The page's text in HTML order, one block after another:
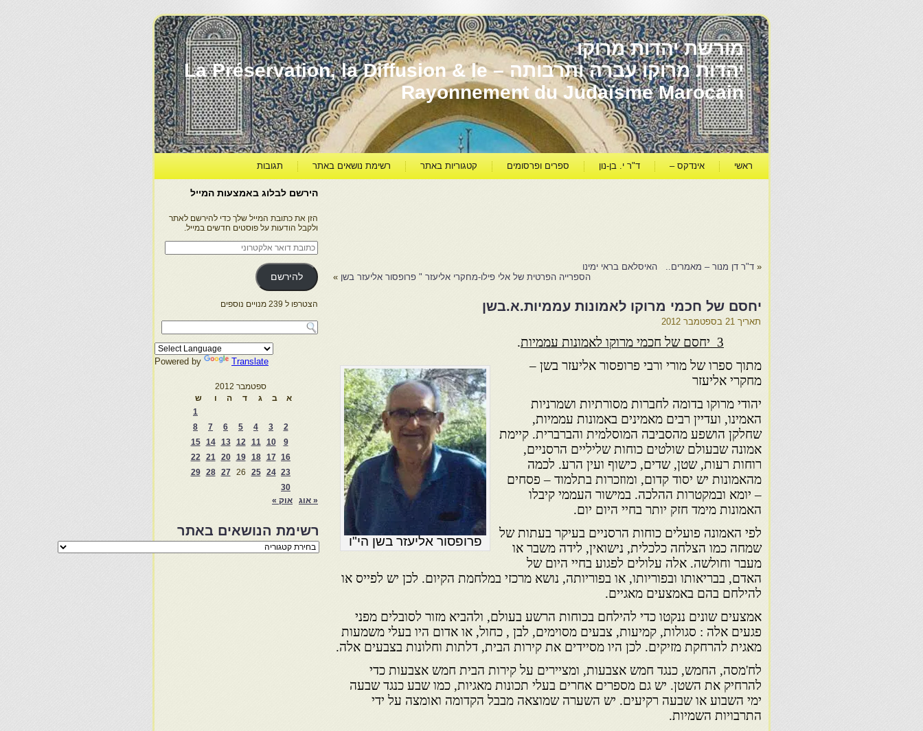
מורשת יהדות מרוקו
יהדות מרוקו עברה ותרבותה – La Préservation, la Diffusion & le
Rayonnement du Judaïsme Marocain
ראשי אינדקס – ד"ר י. בן-נון ספרים ופרסומים קטגוריות באתר רשימת נושאים באתר תגובות
« ד"ר דן מנור – מאמרים.. האיסלאם בראי ימינו
הספרייה הפרטית של אלי פילו-מחקרי אליעזר " פרופסור אליעזר בשן »
יחסם של חכמי מרוקו לאמונות עממיות.א.בשן
תאריך 21 בספטמבר 2012
3 יחסם של חכמי מרוקו לאמונות עממיות .
פרופסור אליעזר בשן הי"ו
מתוך ספרו של מורי ורבי פרופסור אליעזר בשן –
מחקרי אליעזר
יהודי מרוקו בדומה לחברות מסורתיות ושמרניות
האמינו, ועדיין רבים מאמינים באמונות עממיות,
שחלקן הושפע מהסביבה המוסלמית והברברית. קיימת
אמונה שבעולם שולטים כוחות שליליים הרסניים,
רוחות רעות, שטן, שדים, כישוף ועין הרע. לכמה
מהאמונות יש יסוד קדום, ומוזכרות בתלמוד – פסחים
– יומא ובמקטרות ההלכה. במישור העממי קיבלו
האמונות מימד חזק יותר בחיי היום יום.
לפי האמונה פועלים כוחות הרסניים בעיקר בעתות של
שמחה כמו הצלחה כלכלית, נישואין, לידה משבר או
מעבר וחולשה. אלה עלולים לפגוע בחיי היום של
האדם, בבריאותו ובפוריותו, או בפוריותה, נושא מרכזי במלחמת הקיום. לכן יש לפייס או
להילחם בהם באמצעים מאגיים.
אמצעים שונים ננקטו כדי להילחם בכוחות הרשע בעולם, ולהביא מזור לסובלים מפני
פגעים אלה : סגולות, קמיעות, צבעים מסוימים, לבן , כחול, או אדום היו בעלי משמעות
מאגית להרחקת מזיקים. לכן היו מסיידים את קירות הבית, דלתות וחלונות בצבעים אלה.
לח'מסה, החמש, כנגד חמש אצבעות, ומציירים על קירות הבית חמש אצבעות כדי
להרחיק את השטן. יש גם מספרים אחרים בעלי תכונות מאגיות, כמו שבע כנגד שבעה
ימי השבוע או שבעה רקיעים. יש השערה שמוצאה מבבל הקדומה ואומצה על ידי
התרבויות השמיות.
הירשם לבלוג באמצעות המייל
הזן את כתובת המייל שלך כדי להירשם לאתר
ולקבל הודעות על פוסטים חדשים במייל.
כתובת
דואר
אלקטרוני
להירשם
הצטרפו ל 239 מנויים נוספים
Powered by Translate
ספטמבר 2012
א
ב ג ד ה ו
ש
1
2
3
4
5
6
7
8
9
10
11
12
13
14
15
16
17
18
19
20
21
22
23
24
25
26
27
28
29
30
« אוג
אוק »
רשימת הנושאים באתר
רשימת
הנושאים